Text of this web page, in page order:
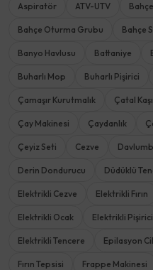
Aspiratör ATV-UTV
Bahçe Oturma Grubu Bahçe
Banyo Havlusu Battaniye
Buharlı Mop Buharlı Pişirici
Çamaşır Kurutmalık Çatal
Çay Makinesi Çaydanlık
Çeyiz Seti Cezve
Derin Dondurucu Düdüklü
Elektrikli Cezve Elektrikli Fırın
Elektrikli Ocak Elektrikli Pişirici
Elektrikli Tencere Epilasyon
Fırın Tepsisi Frappe Makinesi